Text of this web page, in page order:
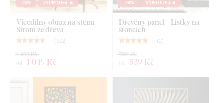
-25% VÝPRODEJ 🔥
Vícedílný obraz na stěnu -
Strom ze dřeva
( 102)
od 1 049 Kč
1 399 Kč
-24% VÝPRODEJ 🔥
Dřevěný panel - Lístky na
stoncích
( 2)
od 539 Kč
709 Kč